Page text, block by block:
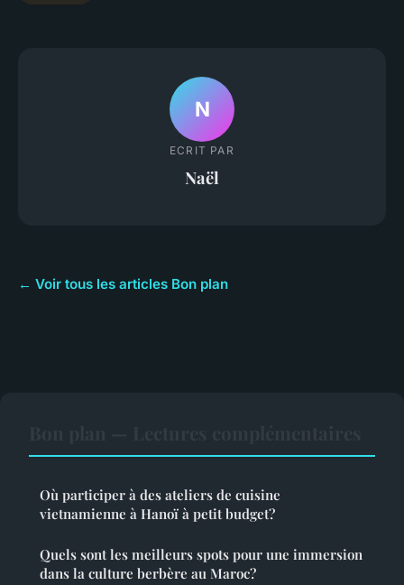
N
ECRIT PAR
Naël
← Voir tous les articles Bon plan
Où participer à des ateliers de cuisine
vietnamienne à Hanoï à petit budget?
Quels sont les meilleurs spots pour une immersion
dans la culture berbère au Maroc?